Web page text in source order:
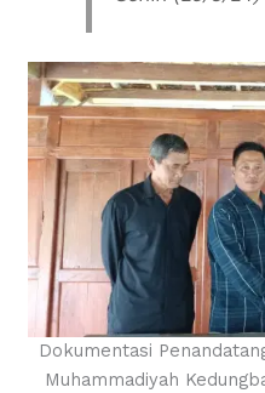
Dokumentasi
Muhammadiyah